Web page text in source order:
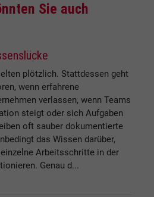
Sie auch
plötzlich. Stattdessen geht
wenn erfahrene
verlassen, wenn Teams
steigt oder sich Aufgaben
oft sauber dokumentierte
das Wissen darüber,
Arbeitsschritte in der
Genau d...